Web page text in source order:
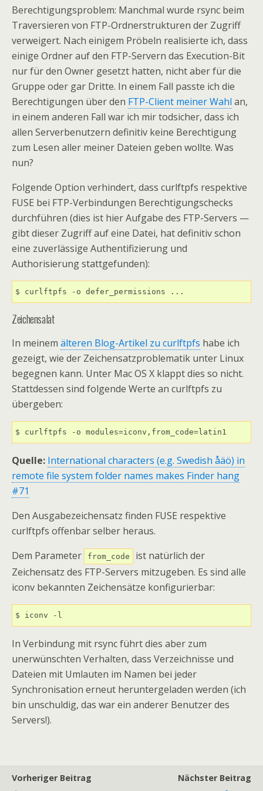
Berechtigungsproblem: Manchmal wurde rsync beim
Traversieren von FTP-Ordnerstrukturen der Zugriff
verweigert. Nach einigem Pröbeln realisierte ich, dass
einige Ordner auf den FTP-Servern das Execution-Bit
nur für den Owner gesetzt hatten, nicht aber für die
Gruppe oder gar Dritte. In einem Fall passte ich die
Berechtigungen über den FTP-Client meiner Wahl an,
in einem anderen Fall war ich mir todsicher, dass ich
allen Serverbenutzern definitiv keine Berechtigung
zum Lesen aller meiner Dateien geben wollte. Was
nun?
Folgende Option verhindert, dass curlftpfs respektive
FUSE bei FTP-Verbindungen Berechtigungschecks
durchführen (dies ist hier Aufgabe des FTP-Servers —
gibt dieser Zugriff auf eine Datei, hat definitiv schon
eine zuverlässige Authentifizierung und
Authorisierung stattgefunden):
$ curlftpfs -o defer_permissions ...
Zeichensalat
In meinem älteren Blog-Artikel zu curlftpfs habe ich
gezeigt, wie der Zeichensatzproblematik unter Linux
begegnen kann. Unter Mac OS X klappt dies so nicht.
Stattdessen sind folgende Werte an curlftpfs zu
übergeben:
$ curlftpfs -o modules=iconv,from_code=latin1
Quelle: International characters (e.g. Swedish åäö) in
remote file system folder names makes Finder hang
#71
Den Ausgabezeichensatz finden FUSE respektive
curlftpfs offenbar selber heraus.
Dem Parameter
from_code
ist natürlich der
Zeichensatz des FTP-Servers mitzugeben. Es sind alle
iconv bekannten Zeichensätze konfigurierbar:
$ iconv -l
In Verbindung mit rsync führt dies aber zum
unerwünschten Verhalten, dass Verzeichnisse und
Dateien mit Umlauten im Namen bei jeder
Synchronisation erneut heruntergeladen werden (ich
bin unschuldig, das war ein anderer Benutzer des
Servers!).
Vorheriger Beitrag
Nächster Beitrag